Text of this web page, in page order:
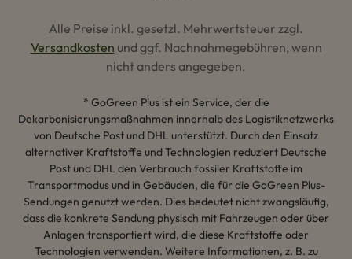
Alle Preise inkl. gesetzl. Mehrwertsteuer zzgl.
Versandkosten und ggf. Nachnahmegebühren, wenn
nicht anders angegeben.
* GoGreen Plus ist ein Service, der die
Dekarbonisierungsmaßnahmen innerhalb des Logistiknetzwerks
von Deutsche Post und DHL unterstützt. Durch den Einsatz
alternativer Kraftstoffe und Technologien reduziert Deutsche
Post und DHL den Verbrauch fossiler Kraftstoffe im
Transportmodus und in Gebäuden, die für die GoGreen Plus-
Sendungen genutzt werden. Dies bedeutet nicht zwangsläufig,
dass die konkrete Sendung physisch mit Fahrzeugen oder über
Anlagen transportiert wird, die diese Kraftstoffe oder
Technologien verwenden. Weitere Informationen, z. B. zu